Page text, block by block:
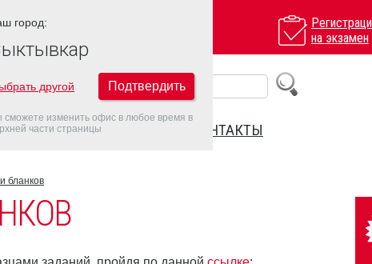
на экзамен
FAQ ДАТЫ IELTS 2022 КОНТАКТЫ
бланков
город:
другой Подтвердить
сможете изменить офис в любое время в
части страницы